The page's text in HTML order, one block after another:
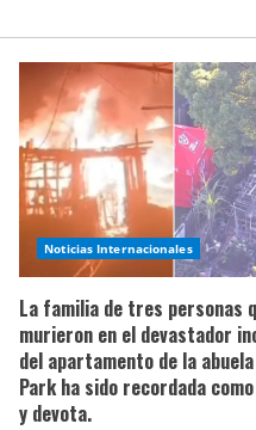
Noticias Internacionales
La familia de tres personas
murieron en el devastador
del apartamento de la
Park ha sido recordada
y devota.